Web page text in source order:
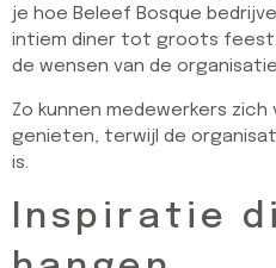
je hoe Beleef Bosque
intiem diner tot groots
de wensen van de
Zo kunnen medewerkers
genieten, terwijl de
is.
Inspiratie